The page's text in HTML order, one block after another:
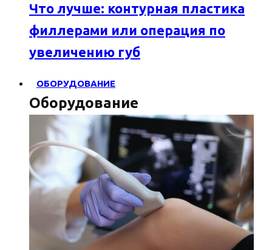
Что лучше: контурная пластика
филлерами или операция по
увеличению губ
ОБОРУДОВАНИЕ
Оборудование